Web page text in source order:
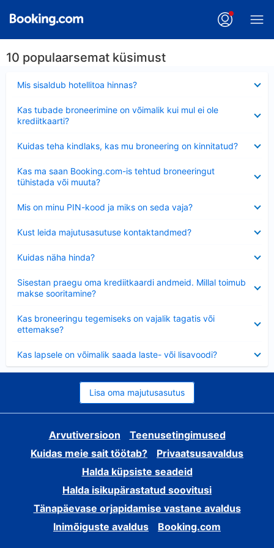
10 populaarsemat küsimust
Mis sisaldub hotellitoa hinnas?
Kas tubade broneerimine on võimalik kui mul ei ole
krediitkaarti?
Kuidas teha kindlaks, kas mu broneering on kinnitatud?
Kas ma saan Booking.com-is tehtud broneeringut
tühistada või muuta?
Mis on minu PIN-kood ja miks on seda vaja?
Kust leida majutusasutuse kontaktandmed?
Kuidas näha hinda?
Sisestan praegu oma krediitkaardi andmeid. Millal toimub
makse sooritamine?
Kas broneeringu tegemiseks on vajalik tagatis või
ettemakse?
Kas lapsele on võimalik saada laste- või lisavoodi?
Lisa oma majutusasutus
Arvutiversioon
Teenusetingimused
Kuidas meie sait töötab?
Privaatsusavaldus
Halda küpsiste seadeid
Halda isikupärastatud soovitusi
Tänapäevase orjapidamise vastane avaldus
Inimõiguste avaldus
Booking.com